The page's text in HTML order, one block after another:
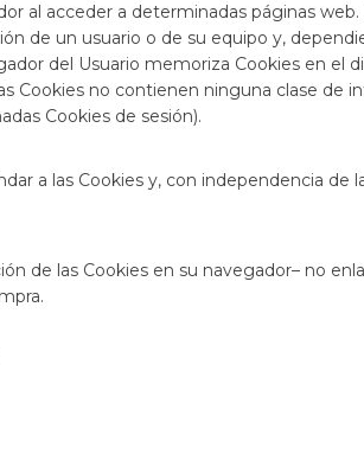
al acceder a determinadas páginas
de un usuario o de su equipo y,
del Usuario memoriza Cookies en
Cookies no contienen ninguna clase de
Cookies de sesión).
a las Cookies y, con independencia
de las Cookies en su navegador– no